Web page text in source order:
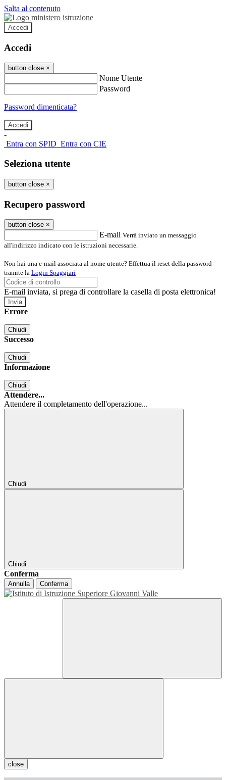
Salta al contenuto
Accedi
Accedi
button close ×
Nome Utente
Password
Password dimenticata?
-
Entra con SPID Entra con CIE
Seleziona utente
button close ×
Recupero password
button close ×
E-mail Verrà inviato un messaggio
all'indirizzo indicato con le istruzioni necessarie.
Non hai una e-mail associata al nome utente? Effettua il reset della password
tramite la Login Spaggiari
E-mail inviata, si prega di controllare la casella di posta elettronica!
Errore
Chiudi
Successo
Chiudi
Informazione
Chiudi
Attendere...
Attendere il completamento dell'operazione...
Chiudi
Chiudi
Conferma
Annulla Conferma
close